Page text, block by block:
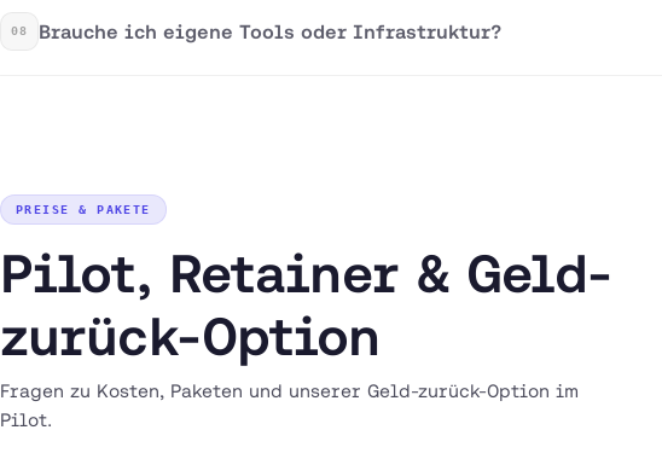
08 Brauche ich eigene Tools oder Infrastruktur?
PREISE & PAKETE
Pilot, Retainer & Geld-
zurück-Option
Fragen zu Kosten, Paketen und unserer Geld-zurück-Option im
Pilot.